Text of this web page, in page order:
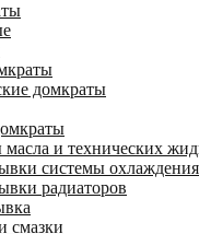
домкраты
и технических
системы охлаждения
радиаторов
смазки